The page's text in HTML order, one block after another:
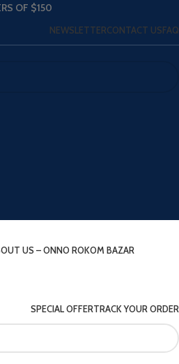
OF $150
NEWSLETTERCONTACT USFAQ
US – ONNO ROKOM BAZAR
SPECIAL OFFERTRACK YOUR ORDER